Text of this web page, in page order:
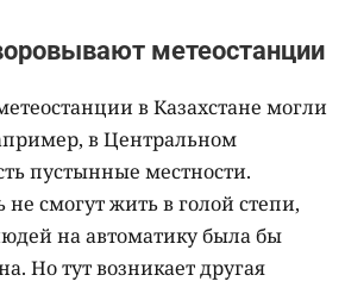
метеостанции
в Казахстане могли
в Центральном
пустынные местности.
смогут жить в голой степи,
на автоматику была бы
Но тут возникает другая